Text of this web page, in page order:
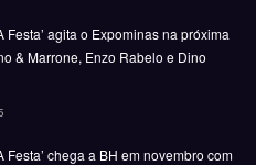
Festa’ agita o Expominas na próxima
& Marrone, Enzo Rabelo e Dino
Festa’ chega a BH em novembro com